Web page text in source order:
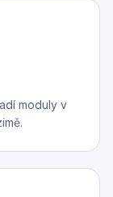
moduly v